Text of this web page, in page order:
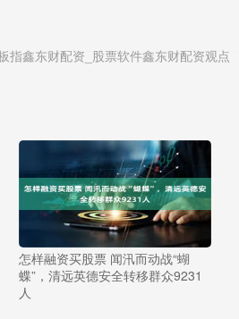
指鑫东财配资_股票软件鑫东财配资观点
怎样融资买股票 闻汛而动战“蝴
蝶”，清远英德安全转移群众9231
人